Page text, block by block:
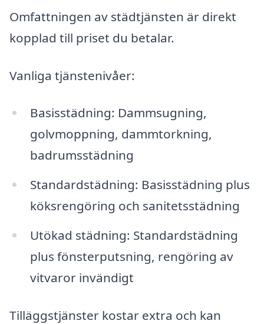
Omfattningen av städtjänsten är direkt
kopplad till priset du betalar.
Vanliga tjänstenivåer:
Basisstädning: Dammsugning,
golvmoppning, dammtorkning,
badrumsstädning
Standardstädning: Basisstädning plus
köksrengöring och sanitetsstädning
Utökad städning: Standardstädning
plus fönsterputsning, rengöring av
vitvaror invändigt
Tilläggstjänster kostar extra och kan